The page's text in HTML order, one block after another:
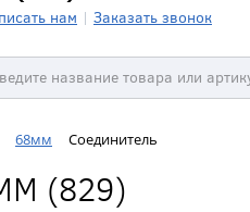
нам Заказать звонок
68мм Соединитель
(829)